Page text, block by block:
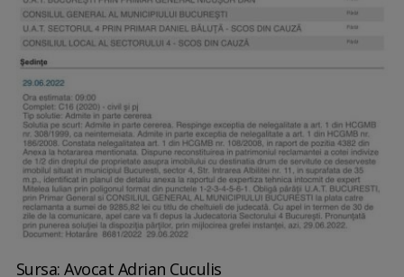
Sursa: Avocat Adrian Cuculis